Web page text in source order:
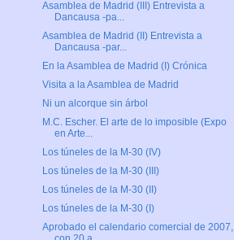
Asamblea de Madrid (III) Entrevista a
Dancausa -pa...
Asamblea de Madrid (II) Entrevista a
Dancausa -par...
En la Asamblea de Madrid (I) Crónica
Visita a la Asamblea de Madrid
Ni un alcorque sin árbol
M.C. Escher. El arte de lo imposible (Expo
en Arte...
Los túneles de la M-30 (IV)
Los túneles de la M-30 (III)
Los túneles de la M-30 (II)
Los túneles de la M-30 (I)
Aprobado el calendario comercial de 2007,